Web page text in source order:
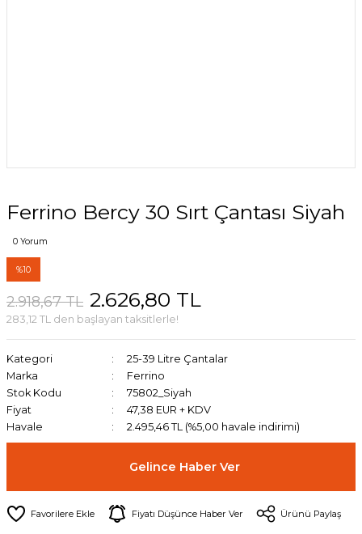
Ferrino Bercy 30 Sırt Çantası Siyah
0 Yorum
%10
2.918,67 TL 2.626,80 TL
283,12 TL den başlayan taksitlerle!
Kategori
25-39 Litre Çantalar
Marka
Ferrino
Stok Kodu
75802_Siyah
Fiyat
47,38 EUR + KDV
Havale
2.495,46 TL (%5,00 havale indirimi)
Gelince Haber Ver
Fiyatı Düşünce Haber Ver Ürünü Paylaş